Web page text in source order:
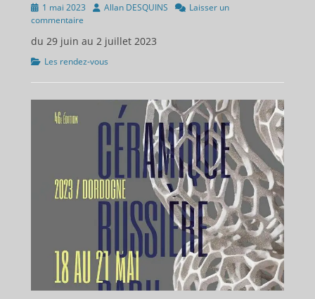
Publié
sur
1 mai 2023 Auteur
Allan DESQUINS
Laisser un
commentaire
du 29 juin au 2 juillet 2023
Catégories
Les rendez-vous